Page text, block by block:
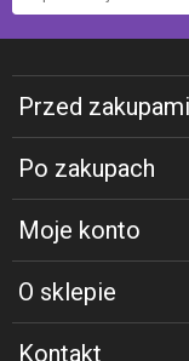
Przed zakupami
Po zakupach
Moje konto
O sklepie
Kontakt